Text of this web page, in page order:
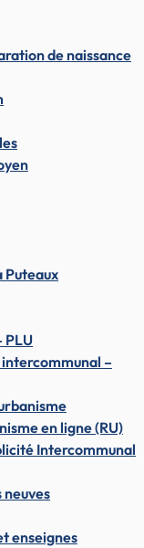
de naissance
Puteaux
PLU
–
en ligne (RU)
Intercommunal
enseignes